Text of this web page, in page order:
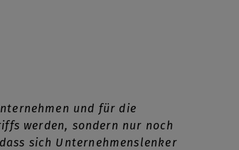
und für die
werden, sondern nur noch
sich Unternehmenslenker